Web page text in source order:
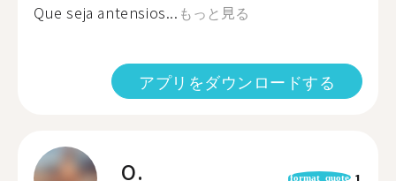
Que seja antensios... もっと見る
アプリをダウンロードする
O. format_quote